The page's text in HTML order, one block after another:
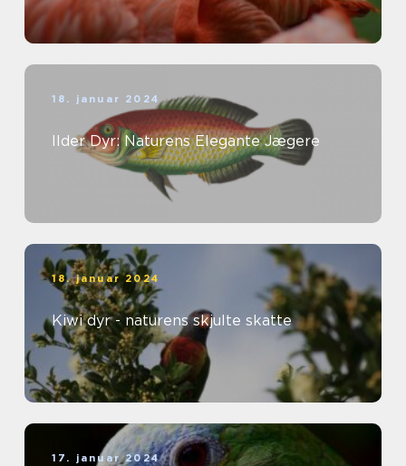
18. januar 2024
Ilder Dyr: Naturens Elegante Jægere
18. januar 2024
Kiwi dyr - naturens skjulte skatte
17. januar 2024